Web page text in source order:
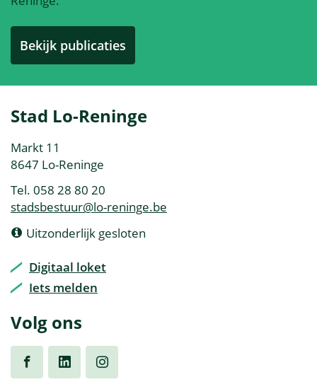
Bekijk publicaties
Contact
&
openingsuren
Stad Lo-Reninge
Adres
Markt 11
,8647 Lo-Reninge
Tel. 058 28 80 20
E-
mail
stadsbestuur@lo-reninge.be
Openingsuren
Vandaag
Uitzonderlijk gesloten
Digitaal loket
Iets melden
Volg ons